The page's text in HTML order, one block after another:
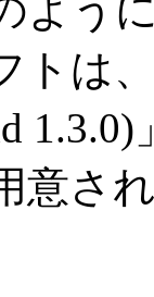
う
トは
意さ